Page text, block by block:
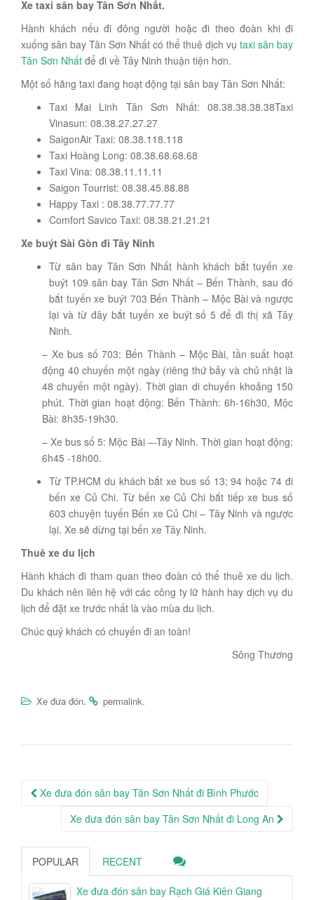
Xe taxi sân bay Tân Sơn Nhất.
Hành khách nếu đi đông người hoặc đi theo đoàn khi đi
xuống sân bay Tân Sơn Nhất có thể thuê dịch vụ taxi sân bay
Tân Sơn Nhất để đi về Tây Ninh thuận tiện hơn.
Một số hãng taxi đang hoạt động tại sân bay Tân Sơn Nhất:
Taxi Mai Linh Tân Sơn Nhất: 08.38.38.38.38Taxi
Vinasun: 08.38.27.27.27
SaigonAir Taxi: 08.38.118.118
Taxi Hoàng Long: 08.38.68.68.68
Taxi Vina: 08.38.11.11.11
Saigon Tourrist: 08.38.45.88.88
Happy Taxi : 08.38.77.77.77
Comfort Savico Taxi: 08.38.21.21.21
Xe buýt Sài Gòn đi Tây Ninh
Từ sân bay Tân Sơn Nhất hành khách bắt tuyến xe
buýt 109 sân bay Tân Sơn Nhất – Bến Thành, sau đó
bắt tuyến xe buýt 703 Bến Thành – Mộc Bài và ngược
lại và từ đây bắt tuyến xe buýt số 5 để đi thị xã Tây
Ninh.
– Xe bus số 703: Bến Thành – Mộc Bài, tần suất hoạt
động 40 chuyến một ngày (riêng thứ bảy và chủ nhật là
48 chuyến một ngày). Thời gian di chuyến khoảng 150
phút. Thời gian hoạt động: Bến Thành: 6h-16h30, Mộc
Bài: 8h35-19h30.
– Xe bus số 5: Mộc Bài –-Tây Ninh. Thời gian hoạt động:
6h45 -18h00.
Từ TP.HCM du khách bắt xe bus số 13; 94 hoặc 74 đi
bến xe Củ Chi. Từ bến xe Củ Chi bắt tiếp xe bus số
603 chuyện tuyến Bến xe Củ Chi – Tây Ninh và ngược
lại. Xe sẽ dừng tại bến xe Tây Ninh.
Thuê xe du lịch
Hành khách đi tham quan theo đoàn có thể thuê xe du lịch.
Du khách nên liên hệ với các công ty lữ hành hay dịch vụ du
lịch để đặt xe trước nhất là vào mùa du lịch.
Chúc quý khách có chuyến đi an toàn!
Sông Thương
Xe đưa đón. permalink.
Post
navigation
Xe đưa đón sân bay Tân Sơn Nhất đi Bình Phước
Xe đưa đón sân bay Tân Sơn Nhất đi Long An
POPULAR RECENT
Xe đưa đón sân bay Rạch Giá Kiên Giang